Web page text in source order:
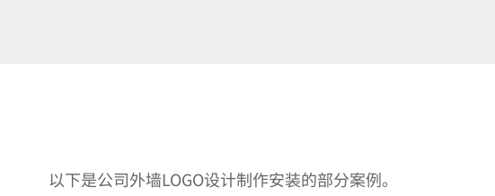
以下是公司外墙LOGO设计制作安装的部分案例。